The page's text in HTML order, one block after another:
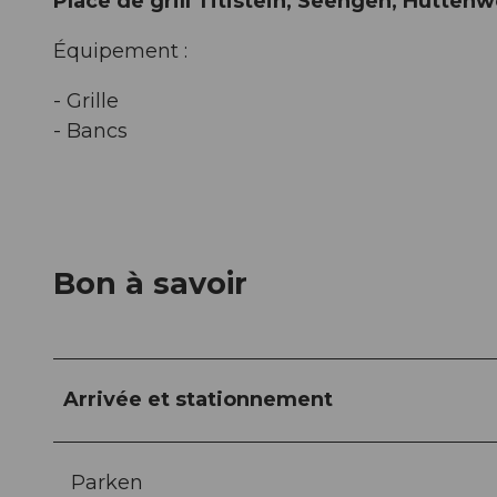
Équipement :
- Grille
- Bancs
Bon à savoir
Arrivée et stationnement
Parken